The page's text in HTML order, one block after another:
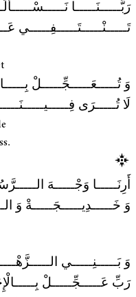
رَبَّـــــنَـــــا
تَـــــنْـــــتَـــــفِـــــي
وَ تُـــــعَـــــجِّـــــلْ
لَا تُـــــرَى
أَرِنَـــــا وَجْـــــهَ
وَ خَـــــدِيـــــجَـــــةْ وَ
وَ بَـــــنِـــــي
رَبِّ عَـــــجِّـــــلْ